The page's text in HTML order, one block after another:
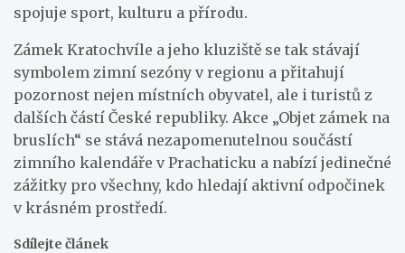
spojuje sport, kulturu a přírodu.
Zámek Kratochvíle a jeho kluziště se tak stávají
symbolem zimní sezóny v regionu a přitahují
pozornost nejen místních obyvatel, ale i turistů z
dalších částí České republiky. Akce „Objet zámek na
bruslích“ se stává nezapomenutelnou součástí
zimního kalendáře v Prachaticku a nabízí jedinečné
zážitky pro všechny, kdo hledají aktivní odpočinek
v krásném prostředí.
Sdílejte článek